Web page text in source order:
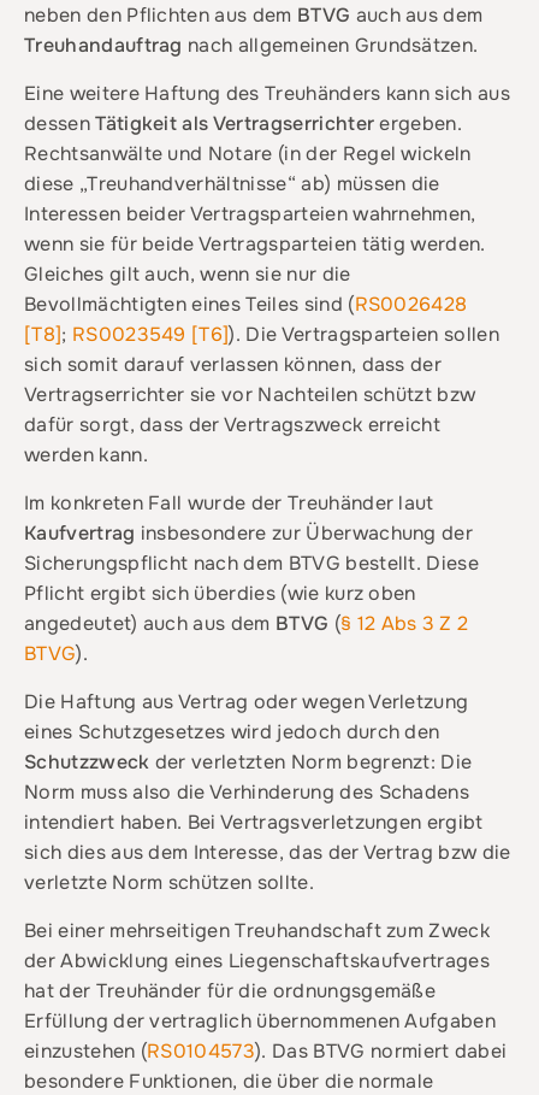
neben den Pflichten aus dem BTVG auch aus dem
Treuhandauftrag nach allgemeinen Grundsätzen.
Eine weitere Haftung des Treuhänders kann sich aus
dessenTätigkeit als Vertragserrichterergeben.
Rechtsanwälte und Notare (in der Regel wickeln
diese „Treuhandverhältnisse“ ab) müssen die
Interessen beider Vertragsparteien wahrnehmen,
wenn sie für beide Vertragsparteien tätig werden.
Gleiches gilt auch, wenn sie nur die
Bevollmächtigten eines Teiles sind (RS0026428
[T8]; RS0023549 [T6]). Die Vertragsparteien sollen
sich somit darauf verlassen können, dass der
Vertragserrichter sie vor Nachteilen schützt bzw
dafür sorgt, dass der Vertragszweck erreicht
werden kann.
Im konkreten Fall wurde der Treuhänder laut
Kaufvertrag insbesondere zur Überwachung der
Sicherungspflicht nach dem BTVG bestellt. Diese
Pflicht ergibt sich überdies (wie kurz oben
angedeutet) auch aus dem BTVG (§ 12 Abs 3 Z 2
BTVG).
Die Haftung aus Vertrag oder wegen Verletzung
eines Schutzgesetzes wird jedoch durch den
Schutzzweck der verletzten Norm begrenzt: Die
Norm muss also die Verhinderung des Schadens
intendiert haben. Bei Vertragsverletzungen ergibt
sich dies aus dem Interesse, das der Vertrag bzw die
verletzte Norm schützen sollte.
Bei einer mehrseitigen Treuhandschaft zum Zweck
der Abwicklung eines Liegenschaftskaufvertrages
hat der Treuhänder für die ordnungsgemäße
Erfüllung der vertraglich übernommenen Aufgaben
einzustehen (RS0104573). Das BTVG normiert dabei
besondere Funktionen, die über die normale